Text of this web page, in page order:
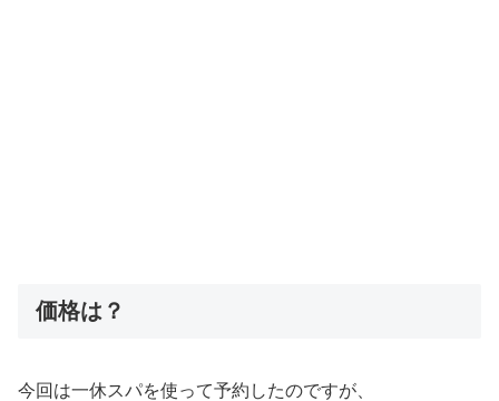
価格は？
今回は一休スパを使って予約したのですが、